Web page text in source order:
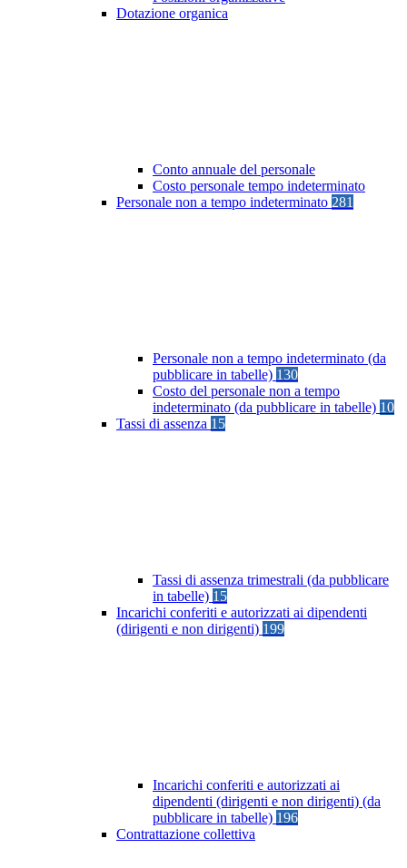
Dotazione organica
Conto annuale del personale
Costo personale tempo indeterminato
Personale non a tempo indeterminato 281
Personale non a tempo indeterminato (da
pubblicare in tabelle) 130
Costo del personale non a tempo
indeterminato (da pubblicare in tabelle) 10
Tassi di assenza 15
Tassi di assenza trimestrali (da pubblicare
in tabelle) 15
Incarichi conferiti e autorizzati ai dipendenti
(dirigenti e non dirigenti) 199
Incarichi conferiti e autorizzati ai
dipendenti (dirigenti e non dirigenti) (da
pubblicare in tabelle) 196
Contrattazione collettiva